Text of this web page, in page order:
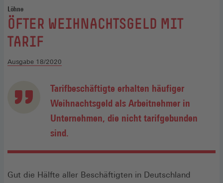
Löhne
:
ÖFTER WEIHNACHTSGELD MIT
TARIF
Ausgabe 18/2020
Tarifbeschäftigte erhalten häufiger
Weihnachtsgeld als Arbeitnehmer in
Unternehmen, die nicht tarifgebunden
sind.
Gut die Hälfte aller Beschäftigten in Deutschland